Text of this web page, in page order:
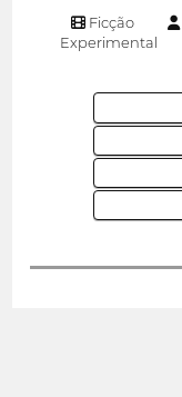
Ficção
Experimental